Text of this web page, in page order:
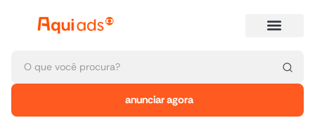
anunciar agora